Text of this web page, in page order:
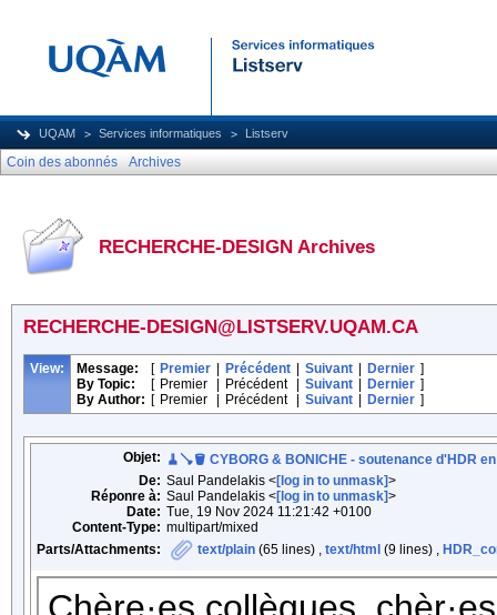
UQAM Services informatiques Listserv
Coin des abonnés Archives
RECHERCHE-DESIGN Archives
RECHERCHE-DESIGN@LISTSERV.UQAM.CA
View: Message: [ Premier Précédent Suivant Dernier ]
By Topic:
[ Premier Précédent Suivant Dernier ]
By Author: [ Premier Précédent Suivant Dernier ]
Objet: 🧹🪠🪣 CYBORG & BONICHE - soutenance d'HDR
De: Saul Pandelakis <[log in to unmask]>
Réponre à: Saul Pandelakis <[log in to unmask]>
Date: Tue, 19 Nov 2024 11:21:42 +0100
Content-Type: multipart/mixed
Parts/Attachments:
text/plain (65 lines) , text/html (9 lines) ,